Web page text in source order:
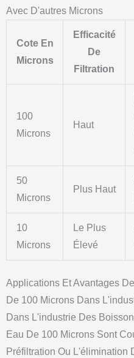
Avec D'autres Microns
Cote En
Microns
Efficacité
De
Filtration
100
Microns
Haut
50
Microns
Plus Haut
10
Microns
Le Plus
Élevé
Applications Et Avantages
De 100 Microns Dans
Dans L'industrie Des
Eau De 100 Microns Sont
Préfiltration Ou L'élimination